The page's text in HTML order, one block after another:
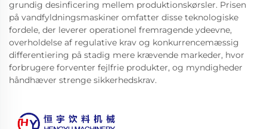
grundig desinficering mellem produktionskørsler. Prisen
på vandfyldningsmaskiner omfatter disse teknologiske
fordele, der leverer operationel fremragende ydeevne,
overholdelse af regulative krav og konkurrencemæssig
differentiering på stadig mere krævende markeder, hvor
forbrugere forventer fejlfrie produkter, og myndigheder
håndhæver strenge sikkerhedskrav.